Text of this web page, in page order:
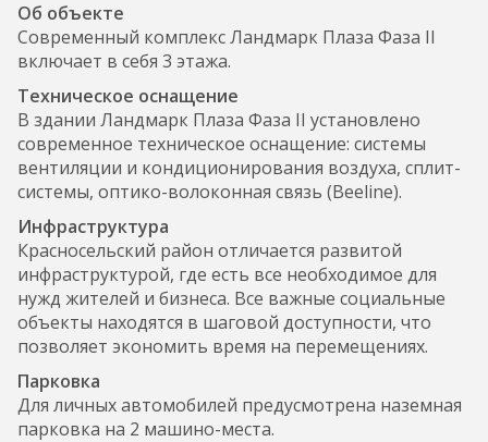
Об объекте
Современный комплекс Ландмарк Плаза Фаза II
включает в себя 3 этажа.
Техническое оснащение
В здании Ландмарк Плаза Фаза II установлено
современное техническое оснащение: системы
вентиляции и кондиционирования воздуха, сплит-
системы, оптико-волоконная связь (Beeline).
Инфраструктура
Красносельский район отличается развитой
инфраструктурой, где есть все необходимое для
нужд жителей и бизнеса. Все важные социальные
объекты находятся в шаговой доступности, что
позволяет экономить время на перемещениях.
Парковка
Для личных автомобилей предусмотрена наземная
парковка на 2 машино-места.